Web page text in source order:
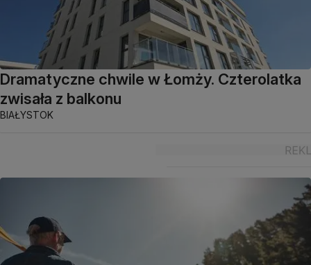
Dramatyczne chwile w Łomży. Czterolatka
zwisała z balkonu
BIAŁYSTOK